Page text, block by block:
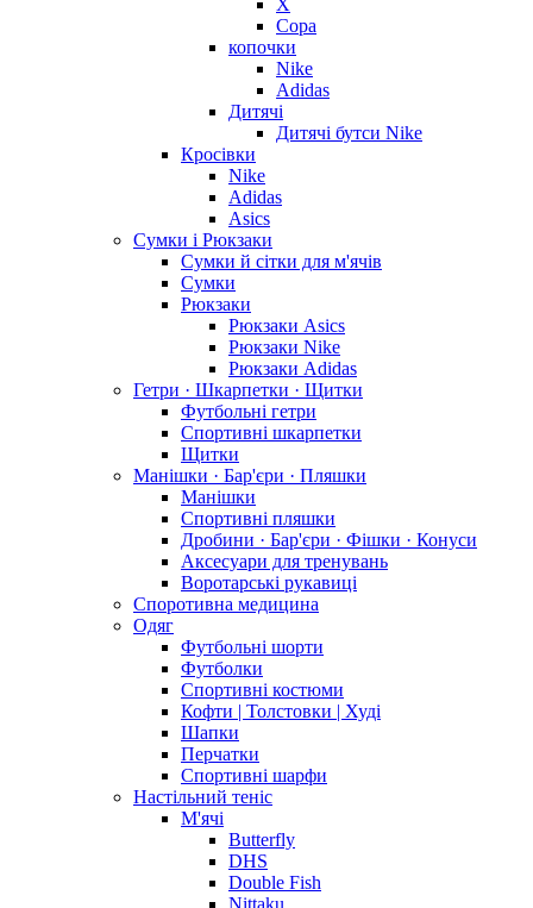
Copa
копочки
Nike
Adidas
Дитячі
Дитячі бутси Nike
Кросівки
Nike
Adidas
Asics
Сумки і Рюкзаки
Сумки й сітки для м'ячів
Сумки
Рюкзаки
Рюкзаки Asics
Рюкзаки Nike
Рюкзаки Adidas
Гетри · Шкарпетки · Щитки
Футбольні гетри
Спортивні шкарпетки
Щитки
Манішки · Бар'єри · Пляшки
Манішки
Спортивні пляшки
Дробини · Бар'єри · Фішки · Конуси
Аксесуари для тренувань
Воротарські рукавиці
Споротивна медицина
Одяг
Футбольні шорти
Футболки
Спортивні костюми
Кофти | Толстовки | Худі
Шапки
Перчатки
Спортивні шарфи
Настільний теніс
М'ячі
Butterfly
DHS
Double Fish
Nittaku